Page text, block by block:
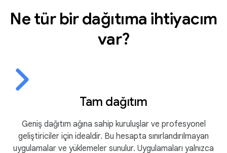
Ne tür bir dağıtıma ihtiyacım
var?
Tam dağıtım
Geniş dağıtım ağına sahip kuruluşlar ve profesyonel
geliştiriciler için idealdir. Bu hesapta sınırlandırılmayan
uygulamalar ve yüklemeler sunulur. Uygulamaları yalnızca